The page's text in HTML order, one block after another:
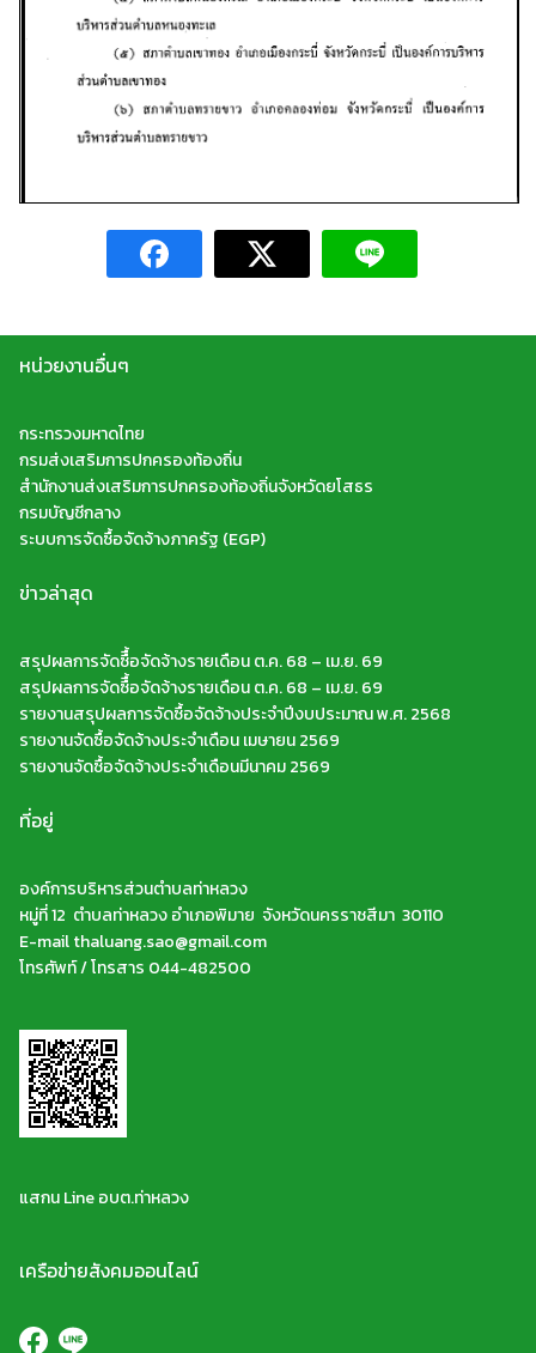
Search
for:
หน่วยงานอื่นๆ
กระทรวงมหาดไทย
กรมส่งเสริมการปกครองท้องถิ่น
สำนักงานส่งเสริมการปกครองท้องถิ่นจังหวัดยโสธร
กรมบัญชีกลาง
ระบบการจัดซื้อจัดจ้างภาครัฐ (EGP)
ข่าวล่าสุด
สรุปผลการจัดซืื้อจัดจ้างรายเดือน ต.ค. 68 – เม.ย. 69
สรุปผลการจัดซืื้อจัดจ้างรายเดือน ต.ค. 68 – เม.ย. 69
รายงานสรุปผลการจัดซื้อจัดจ้างประจำปีงบประมาณ พ.ศ. 2568
รายงานจัดซื้อจัดจ้างประจำเดือน เมษายน 2569
รายงานจัดซื้อจัดจ้างประจำเดือนมีนาคม 2569
ที่อยู่
องค์การบริหารส่วนตำบลท่าหลวง
หมู่ที่ 12 ตำบลท่าหลวง อำเภอพิมาย จังหวัดนครราชสีมา 30110
E-mail thaluang.sao@gmail.com
โทรศัพท์ / โทรสาร 044-482500
แสกน Line อบต.ท่าหลวง
เครือข่ายสังคมออนไลน์